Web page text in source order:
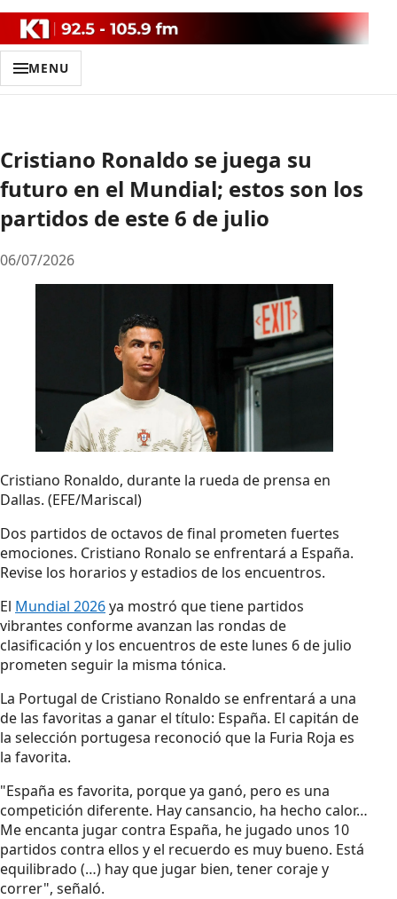
MENU
Cristiano Ronaldo se juega su
futuro en el Mundial; estos son los
partidos de este 6 de julio
06/07/2026
Cristiano Ronaldo, durante la rueda de prensa en
Dallas. (EFE/Mariscal)
Dos partidos de octavos de final prometen fuertes
emociones. Cristiano Ronalo se enfrentará a España.
Revise los horarios y estadios de los encuentros.
El Mundial 2026ya mostró que tiene partidos
vibrantes conforme avanzan las rondas de
clasificación y los encuentros de este lunes 6 de julio
prometen seguir la misma tónica.
La Portugal de Cristiano Ronaldo se enfrentará a una
de las favoritas a ganar el título: España. El capitán de
la selección portugesa reconoció que la Furia Roja es
la favorita.
"España es favorita, porque ya ganó, pero es una
competición diferente. Hay cansancio, ha hecho calor…
Me encanta jugar contra España, he jugado unos 10
partidos contra ellos y el recuerdo es muy bueno. Está
equilibrado (…) hay que jugar bien, tener coraje y
correr", señaló.